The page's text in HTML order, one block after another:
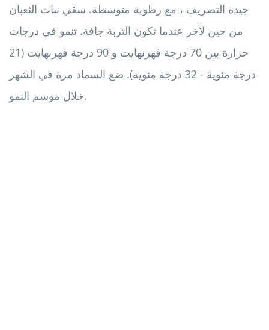
جيدة التصريف ، مع رطوبة متوسطة. سقي نبات الثعبان
من حين لآخر عندما تكون التربة جافة. تنمو في درجات
حرارة بين 70 درجة فهرنهايت و 90 درجة فهرنهايت (21
درجة مئوية - 32 درجة مئوية). ضع السماد مرة في الشهر
خلال موسم النمو.